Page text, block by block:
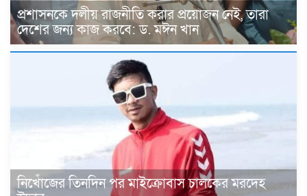
প্রশাসনকে দলীয় রাজনীতি করার প্রয়োজন নেই, তারা
দেশের জন্য কাজ করবে: ড. মঈন খান
নিখোঁজের তিনদিন পর মাইক্রোবাস চালকের মরদেহ